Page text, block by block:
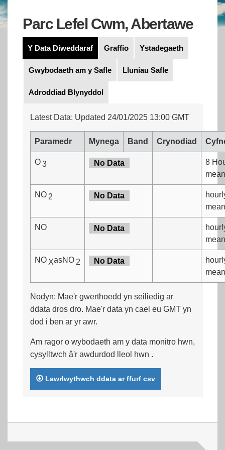
Parc Lefel Cwm, Abertawe
Y Data Diweddaraf Graffio Ystadegaeth
Gwybodaeth am y Safle Lluniau Safle
Adroddiad Blynyddol
Latest Data: Updated 24/01/2025 13:00 GMT
Paramedr Mynega Band Crynodiad
O3 No Data
8
mean
NO 2 No Data
mean
NO No Data
mean
NO XasNO 2 No Data
mean
Nodyn: Mae'r gwerthoedd yn seiliedig ar
ddata dros dro. Mae'r data yn cael eu GMT yn
dod i ben ar yr awr.
Am ragor o wybodaeth am y data monitro hwn,
cysylltwch â'r awdurdod lleol hwn .
Lawrlwythwch ddata ar ffurf csv